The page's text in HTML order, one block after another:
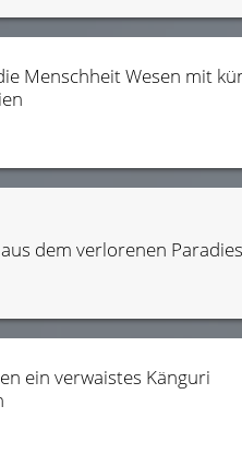
dem verlorenen Paradies
ein verwaistes Känguri